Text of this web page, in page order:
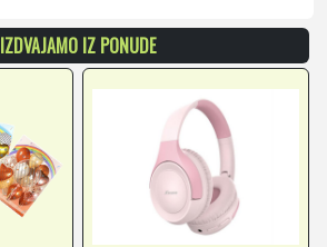
IZDVAJAMO IZ PONUDE